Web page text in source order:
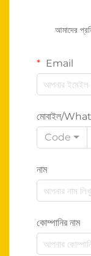
আমাদের
Email
মোবাইল/
Code
নাম
কোম্পানির নাম